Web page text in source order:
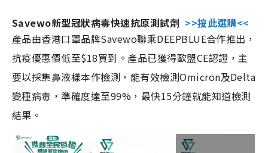
Savewo新型冠狀病毒快速抗原測試劑 >>按此選購<<
產品由香港口罩品牌Savewo聯乘DEEPBLUE合作推出，
抗疫優惠價低至$18買到。產品已獲得歐盟CE認證，主
要以採集鼻液樣本作檢測，能有效檢測Omicron及Delta
變種病毒，準確度達至99%，最快15分鐘就能知道檢測
結果。